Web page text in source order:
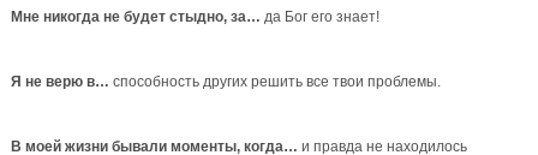
Мне никогда не будет стыдно, за… да Бог его знает!
Я не верю в… способность других решить все твои проблемы.
В моей жизни бывали моменты, когда… и правда не находилось